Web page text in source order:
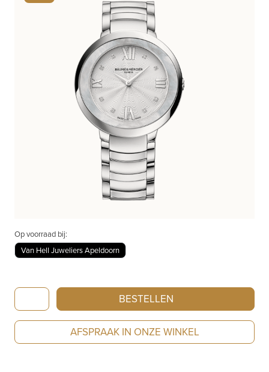
Op voorraad bij:
Van Hell Juweliers Apeldoorn
Baume
&
Mercier
Promesse
BESTELLEN
AFSPRAAK IN ONZE WINKEL